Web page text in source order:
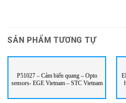
SẢN PHẨM TƯƠNG TỰ
P51027 – Cảm biến quang – Opto
sensors- EGE Vietnam – STC Vietnam